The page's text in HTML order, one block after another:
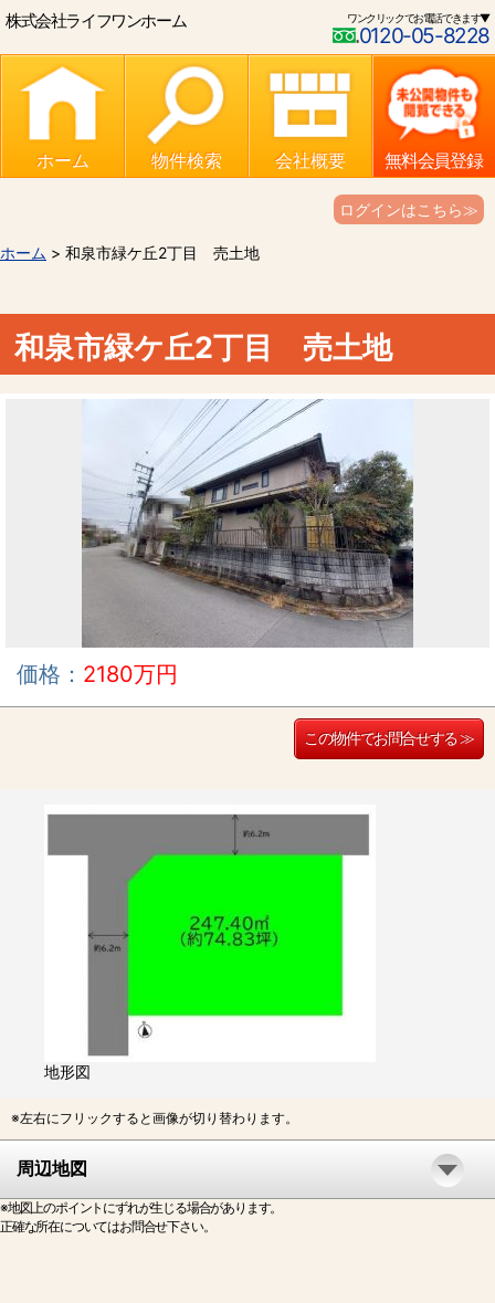
株式会社ライフワンホーム ワンクリックでお電話できます▼
0120-05-8228
ホーム 物件検索 会社概要 無料会員登録
ログインはこちら≫
ホーム > 和泉市緑ケ丘2丁目 売土地
和泉市緑ケ丘2丁目 売土地
価格： 2180万円
この物件でお問合せする ≫
地形図
※左右にフリックすると画像が切り替わります。
周辺地図
※地図上のポイントにずれが生じる場合があります。
正確な所在についてはお問合せ下さい。